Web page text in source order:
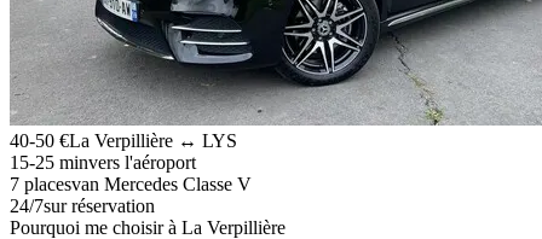
40-50 €La Verpillière ↔ LYS
15-25 minvers l'aéroport
7 placesvan Mercedes Classe V
24/7sur réservation
Pourquoi me choisir à La Verpillière